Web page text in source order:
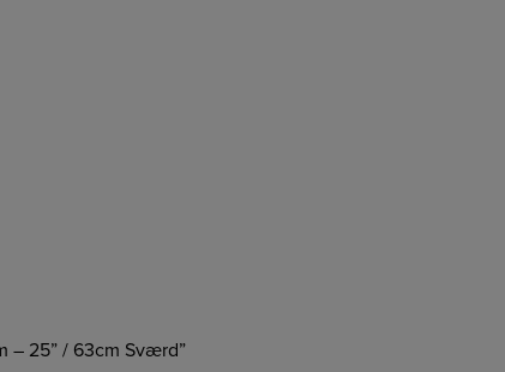
– 25” / 63cm Sværd”